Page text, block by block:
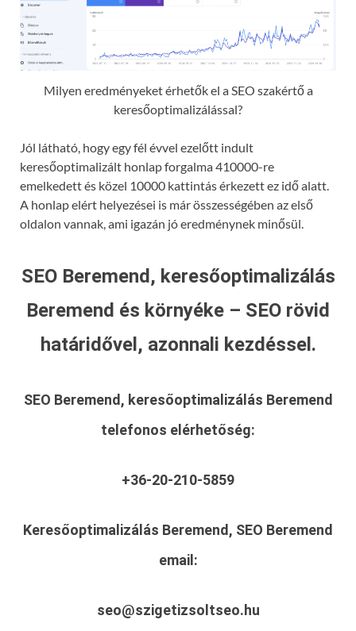
Milyen eredményeket érhetők el a SEO szakértő a
keresőoptimalizálással?
Jól látható, hogy egy fél évvel ezelőtt indult
keresőoptimalizált honlap forgalma 410000-re
emelkedett és közel 10000 kattintás érkezett ez idő alatt.
A honlap elért helyezései is már összességében az első
oldalon vannak, ami igazán jó eredménynek minősül.
SEO Beremend, keresőoptimalizálás
Beremend és környéke – SEO rövid
határidővel, azonnali kezdéssel.
SEO Beremend, keresőoptimalizálás Beremend
telefonos elérhetőség:
+36-20-210-5859
Keresőoptimalizálás Beremend, SEO Beremend
email:
seo@szigetizsoltseo.hu